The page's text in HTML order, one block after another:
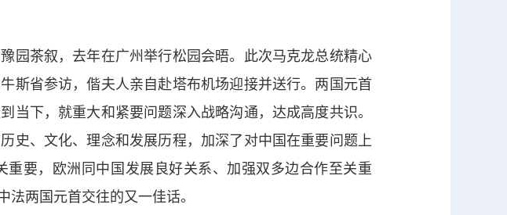
茶叙，去年在广州举行松园会晤。此次马克龙总统精心
斯省参访，偕夫人亲自赴塔布机场迎接并送行。两国元首
下，就重大和紧要问题深入战略沟通，达成高度共识。
史、文化、理念和发展历程，加深了对中国在重要问题上
要，欧洲同中国发展良好关系、加强双多边合作至关重
两国元首交往的又一佳话。